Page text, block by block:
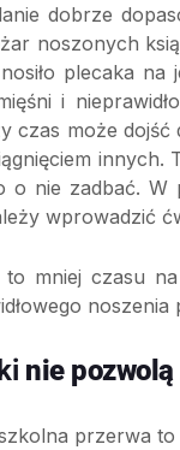
dobrze
noszonych
plecaka na
i
czas może
innych.
o nie zadbać.
wprowadzić
mniej czasu
noszenia
nie
przerwa